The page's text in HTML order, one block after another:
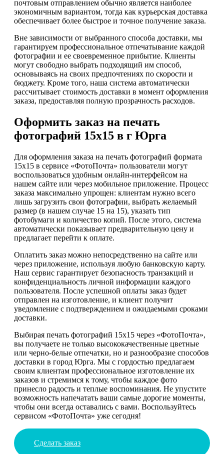
почтовым отправлением обычно является наиболее
экономичным вариантом, тогда как курьерская доставка
обеспечивает более быстрое и точное получение заказа.
Вне зависимости от выбранного способа доставки, мы
гарантируем профессиональное отпечатывание каждой
фотографии и ее своевременное прибытие. Клиенты
могут свободно выбрать подходящий им способ,
основываясь на своих предпочтениях по скорости и
бюджету. Кроме того, наша система автоматически
рассчитывает стоимость доставки в момент оформления
заказа, предоставляя полную прозрачность расходов.
Оформить заказ на печать
фотографий 15х15 в г Юрга
Для оформления заказа на печать фотографий формата
15х15 в сервисе «ФотоПочта» пользователи могут
воспользоваться удобным онлайн-интерфейсом на
нашем сайте или через мобильное приложение. Процесс
заказа максимально упрощен: клиентам нужно всего
лишь загрузить свои фотографии, выбрать желаемый
размер (в нашем случае 15 на 15), указать тип
фотобумаги и количество копий. После этого, система
автоматически показывает предварительную цену и
предлагает перейти к оплате.
Оплатить заказ можно непосредственно на сайте или
через приложение, используя любую банковскую карту.
Наш сервис гарантирует безопасность транзакций и
конфиденциальность личной информации каждого
пользователя. После успешной оплаты заказ будет
отправлен на изготовление, и клиент получит
уведомление с подтверждением и ожидаемыми сроками
доставки.
Выбирая печать фотографий 15х15 через «ФотоПочта»,
вы получаете не только высококачественные цветные
или черно-белые отпечатки, но и разнообразие способов
доставки в город Юрга. Мы с гордостью предлагаем
своим клиентам профессиональное изготовление их
заказов и стремимся к тому, чтобы каждое фото
принесло радость и теплые воспоминания. Не упустите
возможность напечатать ваши самые дорогие моменты,
чтобы они всегда оставались с вами. Воспользуйтесь
сервисом «ФотоПочта» уже сегодня!
Сделать заказ